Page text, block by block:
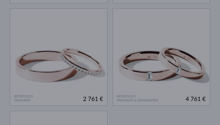
ROSÉGOLD
DIAMANT
2 761 €
ROSÉGOLD
DIAMANT & DIAMANTEN
4 761 €